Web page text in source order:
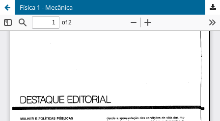
Física 1 - Mecânica